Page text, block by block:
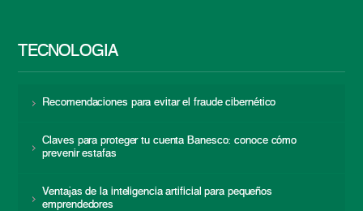
TECNOLOGÍA
Recomendaciones para evitar el fraude cibernético
Claves para proteger tu cuenta Banesco: conoce cómo
prevenir estafas
Ventajas de la inteligencia artificial para pequeños
emprendedores